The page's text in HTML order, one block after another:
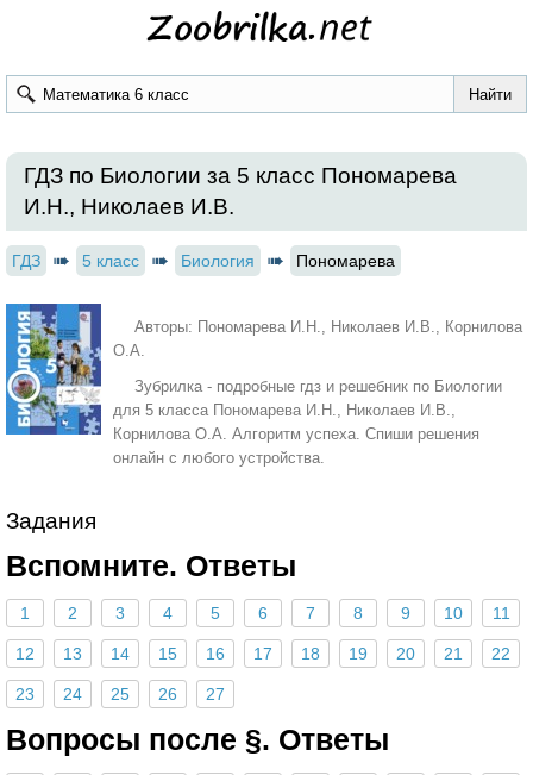
ГДЗ по Биологии за 5 класс Пономарева
И.Н., Николаев И.В.
ГДЗ 5 класс Биология Пономарева
Авторы: Пономарева И.Н., Николаев И.В., Корнилова
О.А.
Зубрилка - подробные гдз и решебник по Биологии
для 5 класса Пономарева И.Н., Николаев И.В.,
Корнилова О.А. Алгоритм успеха. Спиши решения
онлайн с любого устройства.
Задания
Вспомните. Ответы
1 2 3 4 5 6 7 8 9 10 11
12 13 14 15 16 17 18 19 20 21 22
23 24 25 26 27
Вопросы после §. Ответы